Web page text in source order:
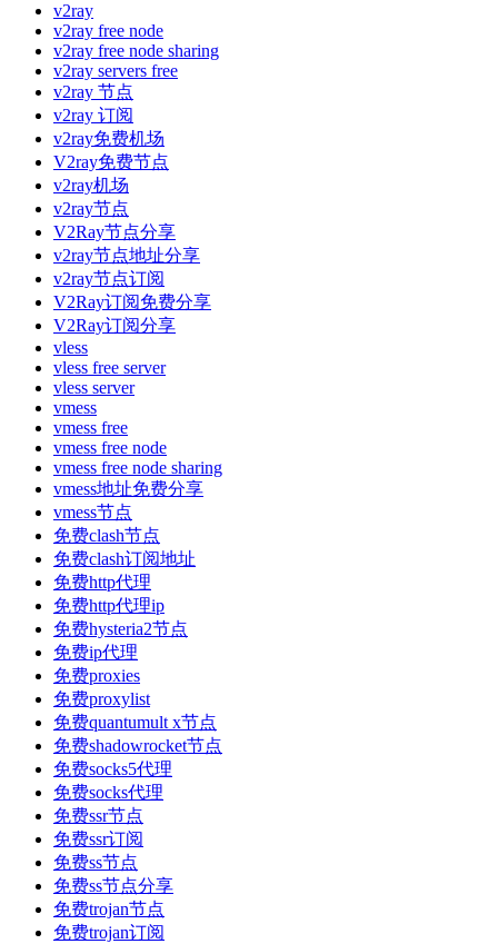
v2ray
v2ray free node
v2ray free node sharing
v2ray servers free
v2ray 节点
v2ray 订阅
v2ray免费机场
V2ray免费节点
v2ray机场
v2ray节点
V2Ray节点分享
v2ray节点地址分享
v2ray节点订阅
V2Ray订阅免费分享
V2Ray订阅分享
vless
vless free server
vless server
vmess
vmess free
vmess free node
vmess free node sharing
vmess地址免费分享
vmess节点
免费clash节点
免费clash订阅地址
免费http代理
免费http代理ip
免费hysteria2节点
免费ip代理
免费proxies
免费proxylist
免费quantumult x节点
免费shadowrocket节点
免费socks5代理
免费socks代理
免费ssr节点
免费ssr订阅
免费ss节点
免费ss节点分享
免费trojan节点
免费trojan订阅